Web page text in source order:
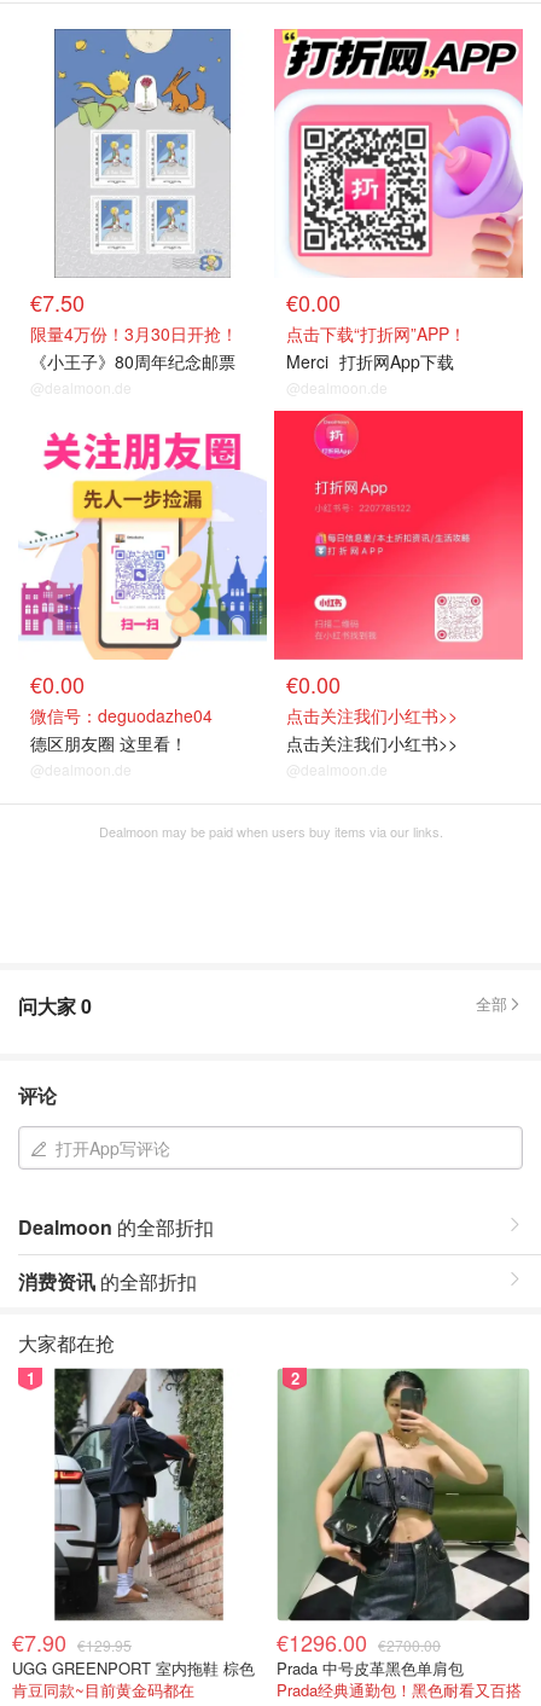
抢购直达
€7.50
限量4万份！3月30日开抢！
《小王子》80周年纪念邮票
@dealmoon.de
关注我们~
€0.00
点击下载“打折网”APP！
Merci 打折网App下载
@dealmoon.de
关注我们~
€0.00
微信号：deguodazhe04
德区朋友圈 这里看！
@dealmoon.de
关注我们~
€0.00
点击关注我们小红书>>
点击关注我们小红书>>
@dealmoon.de
Dealmoon may be paid when users buy items via our links.
问大家0 全部
评论
打开App写评论
Dealmoon 的全部折扣
消费资讯 的全部折扣
大家都在抢
1
€7.90 €129.95
UGG GREENPORT 室内拖鞋 棕色
肯豆同款~目前黄金码都在
2
€1296.00 €2700.00
Prada 中号皮革黑色单肩包
Prada经典通勤包！黑色耐看又百搭